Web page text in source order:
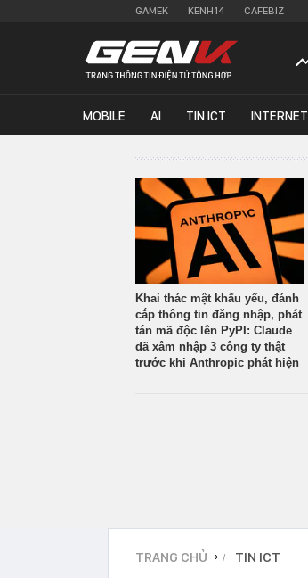
GAMEK KENH14 CAFEBIZ
MOBILE AI TIN ICT INTERNET
Khai thác mật khẩu yếu, đánh
cắp thông tin đăng nhập, phát
tán mã độc lên PyPI: Claude
đã xâm nhập 3 công ty thật
trước khi Anthropic phát hiện
TRANG CHỦ › TIN ICT